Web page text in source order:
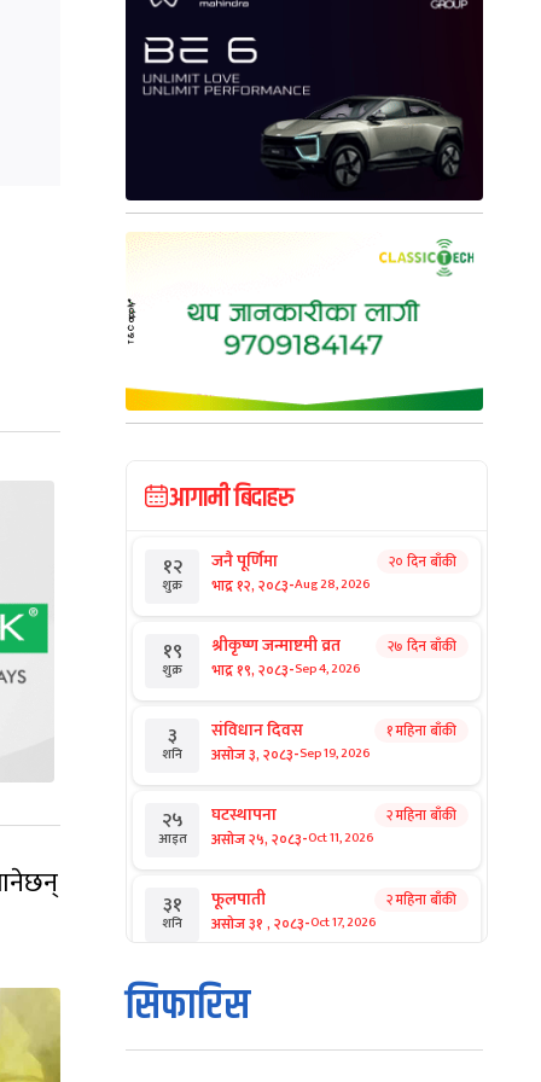
आगामी बिदाहरु
१२
शुक्र
जनै पूर्णिमा
भाद्र १२, २०८३-Aug 28, 2026
२० दिन बाँकी
१९
शुक्र
श्रीकृष्ण जन्माष्टमी व्रत
भाद्र १९, २०८३-Sep 4, 2026
२७ दिन बाँकी
३
शनि
संविधान दिवस
असोज ३, २०८३-Sep 19, 2026
१ महिना बाँकी
२५
आइत
घटस्थापना
असोज २५, २०८३-Oct 11, 2026
२ महिना बाँकी
३१
शनि
फूलपाती
असोज ३१ , २०८३-Oct 17, 2026
२ महिना बाँकी
१
आइत
कार्तिक सङ्क्रान्ति
कार्तिक १, २०८३
सिफारिस